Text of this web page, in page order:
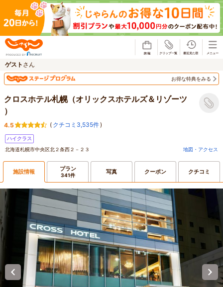
ゲスト さん
お得な特典をみる
クロスホテル札幌（オリックスホテルズ＆リゾーツ
）
4.5 ( クチコミ3,535件)
ハイクラス
北海道札幌市中央区北２条西２－２３
地図・アクセス
施設情報 プラン
341件 写真 クーポン クチコミ